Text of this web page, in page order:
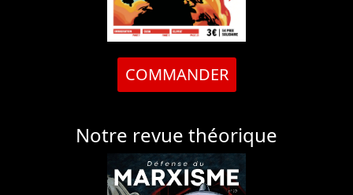
COMMANDER
Notre revue théorique